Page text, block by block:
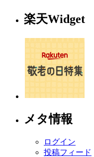
楽天Widget
メタ情報
ログイン
投稿フィード